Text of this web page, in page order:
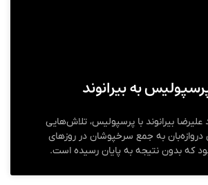
به بیرانوند
بیرانوند با پرسپولیس، تلاش‌هایی
دروازه‌بان به جمع سرخپوشان در روزهای
که بدون نتیجه به پایان رسیده است.